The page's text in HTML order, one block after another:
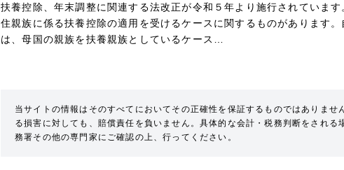
扶養控除、年末調整に関連する法改正が令和５年より施行されていま
住親族に係る扶養控除の適用を受けるケースに関するものがあります
は、母国の親族を扶養親族としているケース…
当サイトの情報はそのすべてにおいてその正確性を保証するものではありませ
る損害に対しても、賠償責任を負いません。具体的な会計・税務判断をされ
務署その他の専門家にご確認の上、行ってください。